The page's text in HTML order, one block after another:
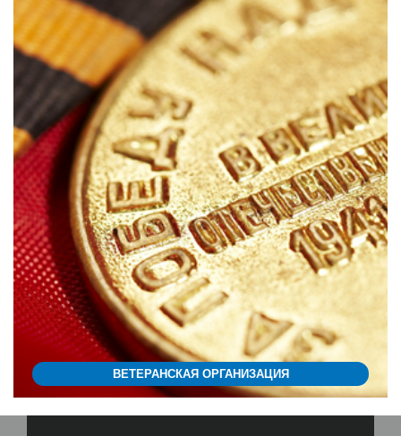
ВЕТЕРАНСКАЯ ОРГАНИЗАЦИЯ